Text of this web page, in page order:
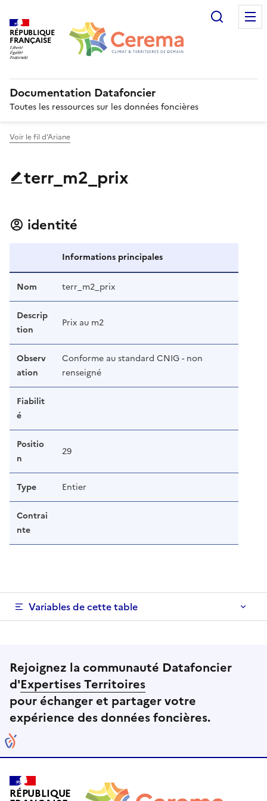
RÉPUBLIQUE
FRANÇAISE
Documentation Datafoncier
Toutes les ressources sur les données foncières
Voir le fil d’Ariane
terr_m2_prix
identité
Informations principales
Nom terr_m2_prix
Descrip
tion
Prix au m2
Observ
ation
Conforme au standard CNIG - non
renseigné
Fiabilit
é
Positio
n
29
Type Entier
Contrai
nte
Variables de cette table
Rejoignez la communauté Datafoncier
d'Expertises Territoires
pour échanger et partager votre
expérience des données foncières.
RÉPUBLIQUE